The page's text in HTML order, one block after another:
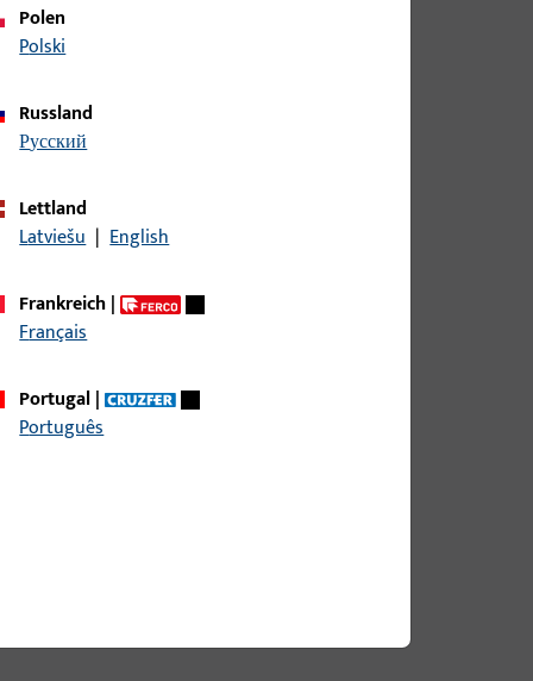
UNI-JET M8/12
M = Milled (gefräst)
Flügelfalzhöhe bis 2800 mm
Falzluft 12 mm
Unsere Produkte
entdecken
Polen
Polski
Russland
русский
Lettland
Latviešu | English
Frankreich|
Français
Portugal|
Português